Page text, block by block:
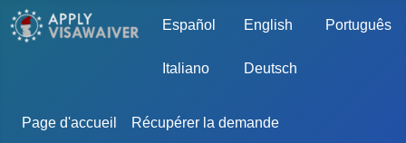
Sélectionnez votre langue
Español English Português
Italiano Deutsch
Page d'accueil
Récupérer la demande